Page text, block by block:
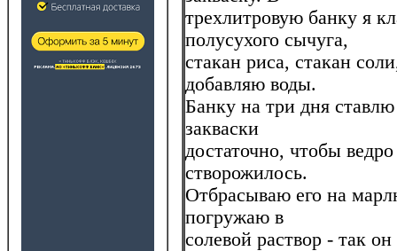
трехлитровую банку я
полусухого сычуга,
стакан риса, стакан
добавляю воды.
Банку на три дня
закваски
достаточно, чтобы
створожилось.
Отбрасываю его на
погружаю в
солевой раствор - так